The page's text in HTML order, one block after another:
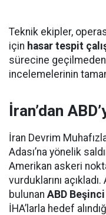
Teknik ekipler,
için hasar tespit
sürecine
incelemelerinin
İran’dan
İran Devrim
Adası’na yönelik
Amerikan askeri
vurduklarını açıkladı.
bulunan ABD Beşinci
İHA’larla hedef